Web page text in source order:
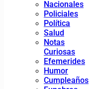
Nacionales
Policiales
Política
Salud
Notas
Curiosas
Efemerides
Humor
Cumpleaños